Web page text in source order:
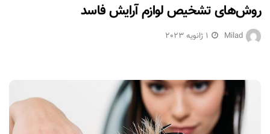
روش‌های تشخیص لوازم آرایش فاسد
Milad 1 ژانویه 2023